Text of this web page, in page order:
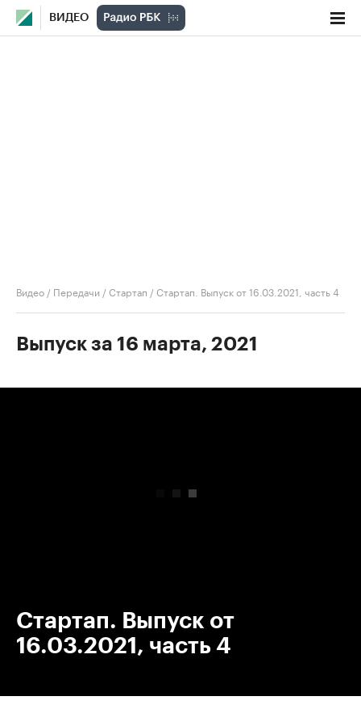
ВИДЕО
Видео / Передачи /Стартап /Стартап. Выпуск от 16.03.2021, часть 4
Выпуск за 16 марта, 2021
Стартап. Выпуск от
16.03.2021, часть 4